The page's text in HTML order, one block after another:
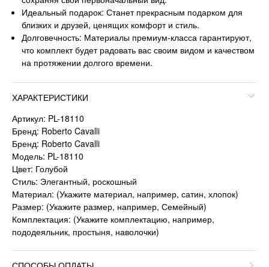
Идеальный подарок: Станет прекрасным подарком для
близких и друзей, ценящих комфорт и стиль.
Долговечность: Материалы премиум-класса гарантируют,
что комплект будет радовать вас своим видом и качеством
на протяжении долгого времени.
ХАРАКТЕРИСТИКИ
Артикул: PL-18110
Бренд: Roberto Cavalli
Бренд: Roberto Cavalli
Модель: PL-18110
Цвет: Голубой
Стиль: Элегантный, роскошный
Материал: (Укажите материал, например, сатин, хлопок)
Размер: (Укажите размер, например, Семейный)
Комплектация: (Укажите комплектацию, например,
пододеяльник, простыня, наволочки)